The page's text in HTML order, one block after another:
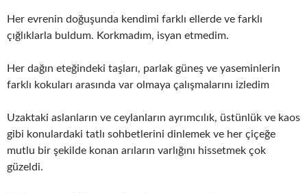
Her evrenin doğuşunda kendimi farklı ellerde ve farklı
çığlıklarla buldum. Korkmadım, isyan etmedim.
Her dağın eteğindeki taşları, parlak güneş ve yaseminlerin
farklı kokuları arasında var olmaya çalışmalarını izledim
Uzaktaki aslanların ve ceylanların ayrımcılık, üstünlük ve kaos
gibi konulardaki tatlı sohbetlerini dinlemek ve her çiçeğe
mutlu bir şekilde konan arıların varlığını hissetmek çok
güzeldi.